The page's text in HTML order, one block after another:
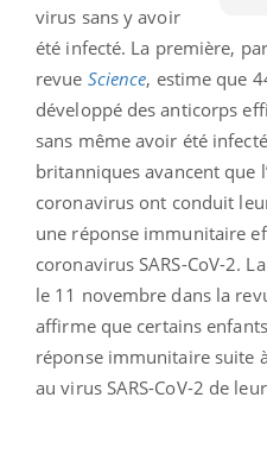
virus sans y avoir
été infecté. La première,
revue Science, estime que
développé des anticorps
sans même avoir été
britanniques avancent que
coronavirus ont conduit
une réponse immunitaire
coronavirus SARS-CoV-2.
le 11 novembre dans la
affirme que certains
réponse immunitaire suite
au virus SARS-CoV-2 de